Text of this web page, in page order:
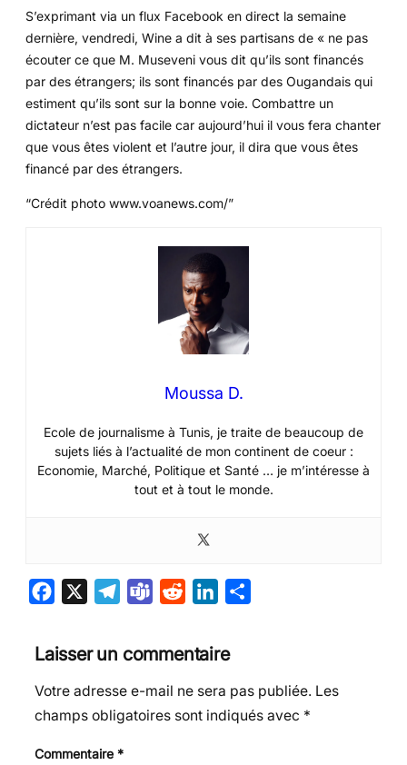
S’exprimant via un flux Facebook en direct la semaine
dernière, vendredi, Wine a dit à ses partisans de « ne pas
écouter ce que M. Museveni vous dit qu’ils sont financés
par des étrangers; ils sont financés par des Ougandais qui
estiment qu’ils sont sur la bonne voie. Combattre un
dictateur n’est pas facile car aujourd’hui il vous fera chanter
que vous êtes violent et l’autre jour, il dira que vous êtes
financé par des étrangers.
“Crédit photo www.voanews.com/”
Moussa D.
Ecole de journalisme à Tunis, je traite de beaucoup de
sujets liés à l’actualité de mon continent de coeur :
Economie, Marché, Politique et Santé … je m’intéresse à
tout et à tout le monde.
c
e
b
o
e
g
r
s
i
t
k
e
d
a
g
Laisser un commentaire
Votre adresse e-mail ne sera pas publiée. Les
champs obligatoires sont indiqués avec *
Commentaire *